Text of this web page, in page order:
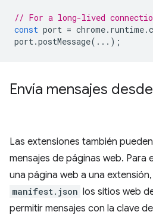
// For a long-lived
const port = chrome. runtime.
port.postMessage(...);
Envía mensajes
Las extensiones también
mensajes de páginas web. Para
una página web a una
manifest.json los sitios web
permitir mensajes con la clave